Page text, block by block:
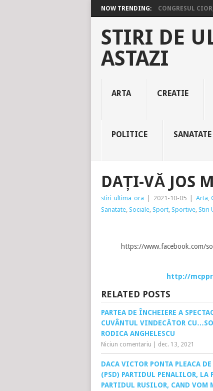
NOW TRENDING: CONGRESUL
STIRI DE
ASTAZI
ARTA CREATIE
POLITICE SANATATE
DAȚI-VĂ JOS
stiri_ultima_ora 2021-10-05 Arta,
Sanatate, Sociale, Sport, Sportive, Stiri
https://www.facebook.com/
http://
RELATED POSTS
PARTEA DE ÎNCHEIERE A
CUVÂNTUL VINDECĂTOR
RODICA ANGHELESCU
Niciun comentariu dec. 13, 2021
DACA VICTOR PONTA PLEACA DE
(PSD) PARTIDUL PENALILOR, LA
PARTIDUL RUSILOR, CAND VOM